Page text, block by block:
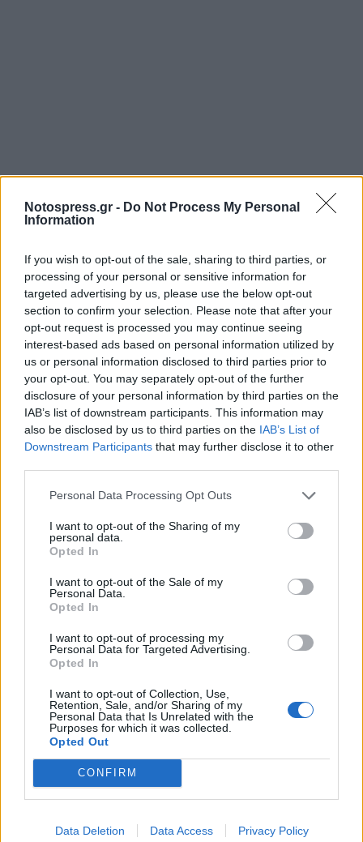
Notospress.gr - Do Not Process My Personal
Information
If you wish to opt-out of the sale, sharing to third parties, or
processing of your personal or sensitive information for
targeted advertising by us, please use the below opt-out
section to confirm your selection. Please note that after your
opt-out request is processed you may continue seeing
interest-based ads based on personal information utilized by
us or personal information disclosed to third parties prior to
your opt-out. You may separately opt-out of the further
disclosure of your personal information by third parties on the
IAB’s list of downstream participants. This information may
also be disclosed by us to third parties on the IAB’s List of
Downstream Participants that may further disclose it to other
Personal Data Processing Opt Outs
I want to opt-out of the Sharing of my
personal data.
Opted In
I want to opt-out of the Sale of my
Personal Data.
Opted In
I want to opt-out of processing my
Personal Data for Targeted Advertising.
Opted In
I want to opt-out of Collection, Use,
Retention, Sale, and/or Sharing of my
Personal Data that Is Unrelated with the
Purposes for which it was collected.
Opted Out
CONFIRM
Data Deletion Data Access Privacy Policy
Σχετικά Άρθρα
Ποιο θεωρείς σήμερα στην Ελλάδα το πιο
31/07/2026 10:45